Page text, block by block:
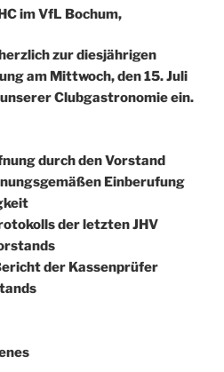
im VfL Bochum,
zur diesjährigen
am Mittwoch, den 15. Juli
unserer Clubgastronomieein.
durch den Vorstand
Einberufung
der letzten JHV
der Kassenprüfer